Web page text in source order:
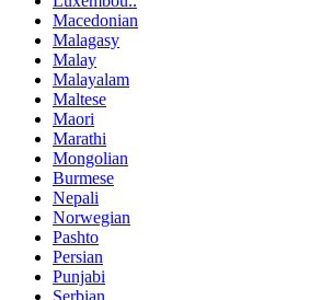
Macedonian
Malagasy
Malay
Malayalam
Maltese
Maori
Marathi
Mongolian
Burmese
Nepali
Norwegian
Pashto
Persian
Punjabi
Serbian